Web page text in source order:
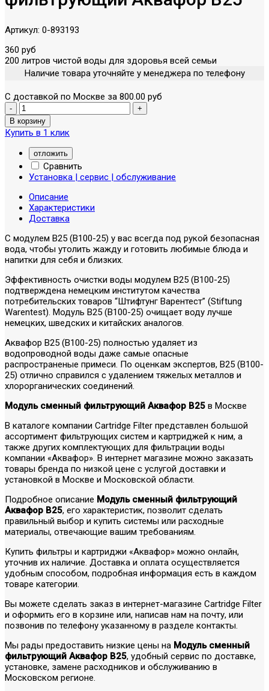
Артикул: 0-893193
360 руб
200 литров чистой воды для здоровья всей семьи
Наличие товара уточняйте у менеджера по телефону
С доставкой по Москве за 800.00 руб
Купить в 1 клик
отложить
Сравнить
Установка | сервис | обслуживание
Описание
Характеристики
Доставка
С модулем В25 (В100-25) у вас всегда под рукой безопасная
вода, чтобы утолить жажду и готовить любимые блюда и
напитки для себя и близких.
Эффективность очистки воды модулем В25 (В100-25)
подтверждена немецким институтом качества
потребительских товаров “Штифтунг Варентест” (Stiftung
Warentest). Модуль В25 (В100-25) очищает воду лучше
немецких, шведских и китайских аналогов.
Аквафор В25 (В100-25) полностью удаляет из
водопроводной воды даже самые опасные
распространеные примеси. По оценкам экспертов, В25 (В100-
25) отлично справился с удалением тяжелых металлов и
хлорорганических соединений.
Модуль сменный фильтрующий Аквафор В25 в Москве
В каталоге компании Cartridge Filter представлен большой
ассортимент фильтрующих систем и картриджей к ним, а
также других комплектующих для фильтрации воды
компании «Аквафор». В интернет магазине можно заказать
товары бренда по низкой цене с услугой доставки и
установкой в Москве и Московской области.
Подробное описание Модуль сменный фильтрующий
Аквафор В25, его характеристик, позволит сделать
правильный выбор и купить системы или расходные
материалы, отвечающие вашим требованиям.
Купить фильтры и картриджи «Аквафор» можно онлайн,
уточнив их наличие. Доставка и оплата осуществляется
удобным способом, подробная информация есть в каждом
товаре категории.
Вы можете сделать заказ в интернет-магазине Cartridge Filter
и оформить его в корзине или, написав нам на почту, или
позвонив по телефону указанному в разделе контакты.
Мы рады предоставить низкие цены на Модуль сменный
фильтрующий Аквафор В25, удобный сервис по доставке,
установке, замене расходников и обслуживанию в
Московском регионе.